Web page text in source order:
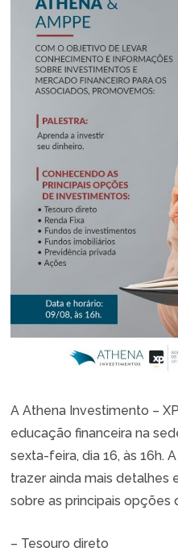
A Athena Investimento –
educação financeira na
sexta-feira, dia 16, às 16h.
trazer ainda mais detalhes
sobre as principais opções
– Tesouro direto